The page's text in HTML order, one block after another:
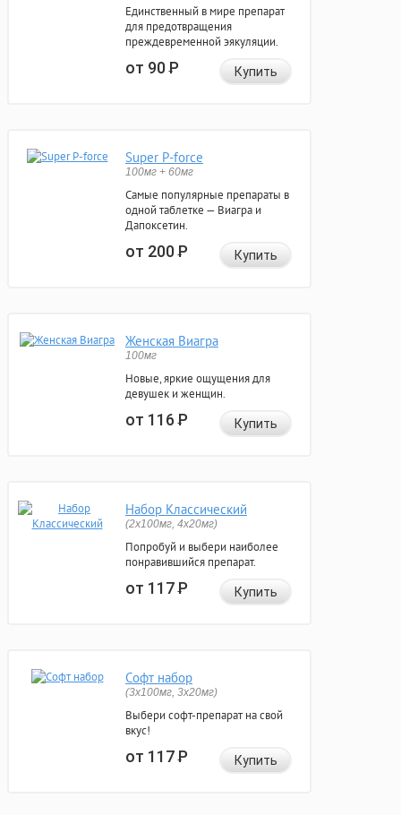
Единственный в мире препарат
для предотвращения
преждевременной эякуляции.
от 90Р Купить
Super P-force
100мг + 60мг
Самые популярные препараты в
одной таблетке — Виагра и
Дапоксетин.
от 200Р Купить
Женская Виагра
100мг
Новые, яркие ощущения для
девушек и женщин.
от 116Р Купить
Набор Классический
(2x100мг, 4x20мг)
Попробуй и выбери наиболее
понравившийся препарат.
от 117Р Купить
Софт набор
(3x100мг, 3x20мг)
Выбери софт-препарат на свой
вкус!
от 117Р Купить